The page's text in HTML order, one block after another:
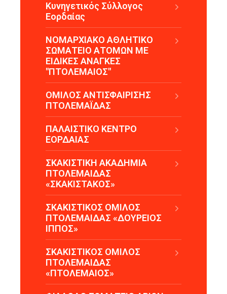
Κυνηγετικός Σύλλογος
Εορδαίας
ΝΟΜΑΡΧΙΑΚΟ ΑΘΛΗΤΙΚΟ
ΣΩΜΑΤΕΙΟ ΑΤΟΜΩΝ ΜΕ
ΕΙΔΙΚΕΣ ΑΝΑΓΚΕΣ
"ΠΤΟΛΕΜΑΙΟΣ"
ΟΜΙΛΟΣ ΑΝΤΙΣΦΑΙΡΙΣΗΣ
ΠΤΟΛΕΜΑΪΔΑΣ
ΠΑΛΑΙΣΤΙΚΟ ΚΕΝΤΡΟ
ΕΟΡΔΑΙΑΣ
ΣΚΑΚΙΣΤΙΚΗ ΑΚΑΔΗΜΙΑ
ΠΤΟΛΕΜΑΙΔΑΣ
«ΣΚΑΚΙΣΤΑΚΟΣ»
ΣΚΑΚΙΣΤΙΚΟΣ ΟΜΙΛΟΣ
ΠΤΟΛΕΜΑΙΔΑΣ «ΔΟΥΡΕΙΟΣ
ΙΠΠΟΣ»
ΣΚΑΚΙΣΤΙΚΟΣ ΟΜΙΛΟΣ
ΠΤΟΛΕΜΑΙΔΑΣ
«ΠΤΟΛΕΜΑΙΟΣ»